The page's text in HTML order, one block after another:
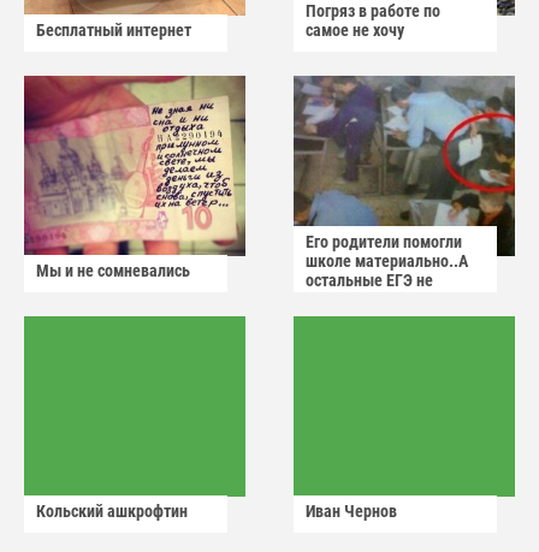
Бесплатный интернет
Погряз в работе по
самое не хочу
Мы и не сомневались
Его родители помогли
школе материально..А
остальные ЕГЭ не
Кольский ашкрофтин Иван Чернов